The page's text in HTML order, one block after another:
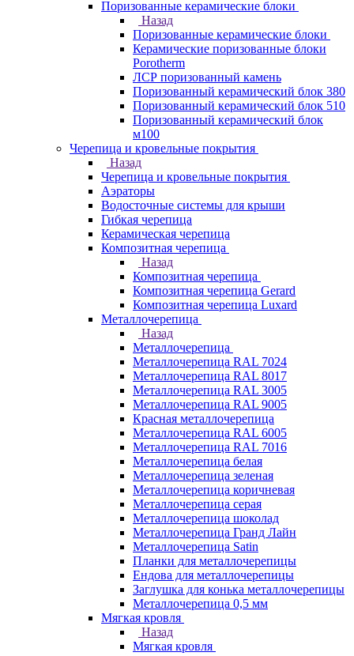
Поризованные керамические блоки
Назад
Поризованные керамические блоки
Керамические поризованные блоки
Porotherm
ЛСР поризованный камень
Поризованный керамический блок 380
Поризованный керамический блок 510
Поризованный керамический блок
м100
Черепица и кровельные покрытия
Назад
Черепица и кровельные покрытия
Аэраторы
Водосточные системы для крыши
Гибкая черепица
Керамическая черепица
Композитная черепица
Назад
Композитная черепица
Композитная черепица Gerard
Композитная черепица Luxard
Металлочерепица
Назад
Металлочерепица
Металлочерепица RAL 7024
Металлочерепица RAL 8017
Металлочерепица RAL 3005
Металлочерепица RAL 9005
Красная металлочерепица
Металлочерепица RAL 6005
Металлочерепица RAL 7016
Металлочерепица белая
Металлочерепица зеленая
Металлочерепица коричневая
Металлочерепица серая
Металлочерепица шоколад
Металлочерепица Гранд Лайн
Металлочерепица Satin
Планки для металлочерепицы
Ендова для металлочерепицы
Заглушка для конька металлочерепицы
Металлочерепица 0,5 мм
Мягкая кровля
Назад
Мягкая кровля